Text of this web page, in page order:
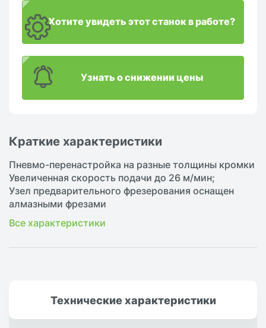
Краткие характеристики
Пневмо-перенастройка на разные толщины кромки
Увеличенная скорость подачи до 26 м/мин;
Узел предварительного фрезерования оснащен
алмазными фрезами
Все характеристики
Хотите увидеть этот станок в работе?
Узнать о снижении цены
Техническиехарактеристики